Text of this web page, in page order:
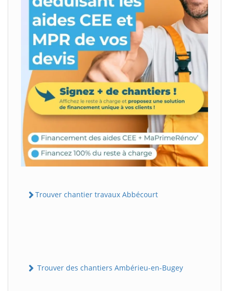
Trouver chantier travaux Abbécourt
Trouver des chantiers Ambérieu-en-Bugey